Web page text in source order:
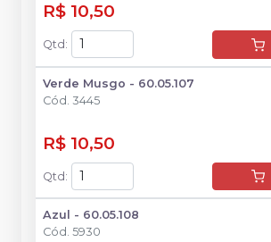
R$ 10,50
Qtd :
Verde Musgo - 60.05.107
Cód. 3445
R$ 10,50
Qtd:
Azul - 60.05.108
Cód. 5930